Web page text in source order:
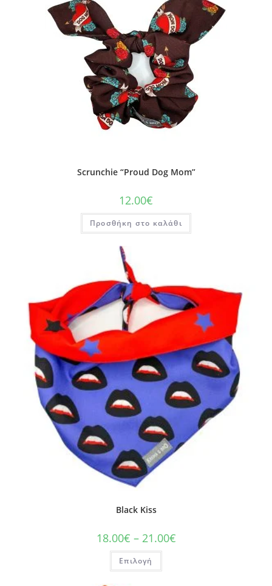
Scrunchie “Proud Dog Mom”
12.00€
Προσθήκη στο καλάθι
Black Kiss
18.00€ – 21.00€
Επιλογή